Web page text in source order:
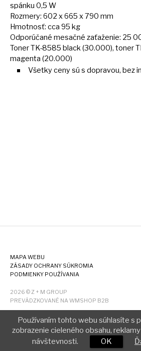
spánku 0,5 W
Rozmery: 602 x 665 x 790 mm
Hmotnosť: cca 95 kg
Odporúčané mesačné zaťaženie: 25
Toner TK-8585 black (30.000), toner
magenta (20.000)
Všetky cenysú s dopravou, bez
MAPA WEBU
ZÁSADY OCHRANY SÚKROMIA
PODMIENKY POUŽÍVANIA
2026 © Z + M GROUP
PREVÁDZKOVANÉ NA WMSHOP B2B
Používaním tohto webu súhlasíte s
zobrazenie cieleného obsahu,
návštevnosti.
OK